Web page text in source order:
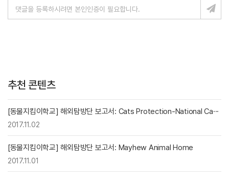
추천 콘텐츠
[동물지킴이학교] 해외탐방단 보고서: Cats Protection-National Ca···
2017.11.02
[동물지킴이학교] 해외탐방단 보고서: Mayhew Animal Home
2017.11.01